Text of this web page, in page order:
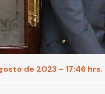
de 2023 - 17:46 hrs.